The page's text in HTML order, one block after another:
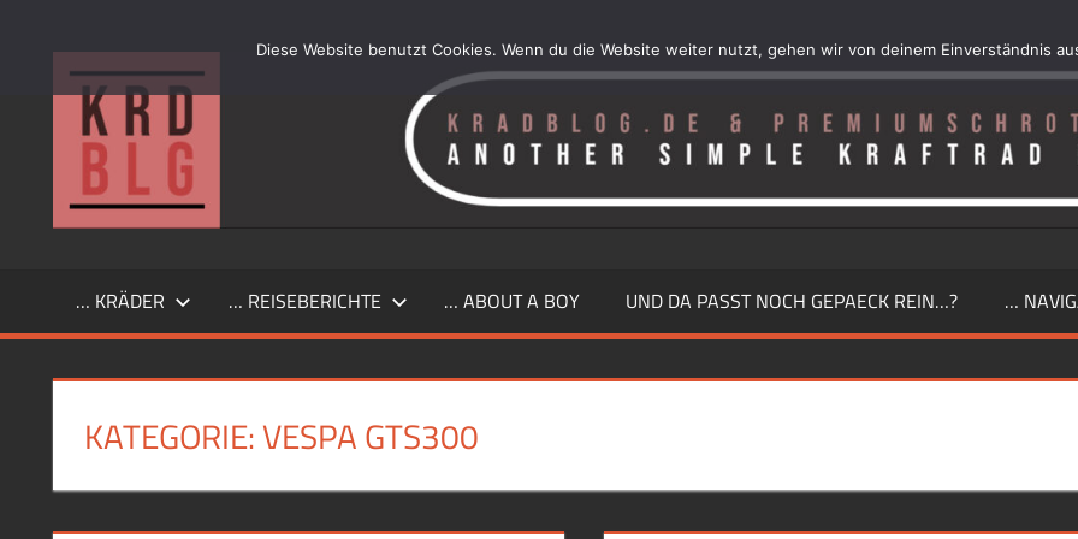
…
another
simple
Kraftrad
… KRÄDER … REISEBERICHTE … ABOUT A BOY UND DA PASST NOCH GEPAECK REIN…? …
KATEGORIE:VESPA GTS300
Diese Website benutzt Cookies. Wenn du die Website weiter nutzt, gehen wir von deinem Einverständnis